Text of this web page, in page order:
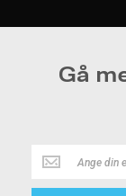
Gå
Håll
dig
alltid